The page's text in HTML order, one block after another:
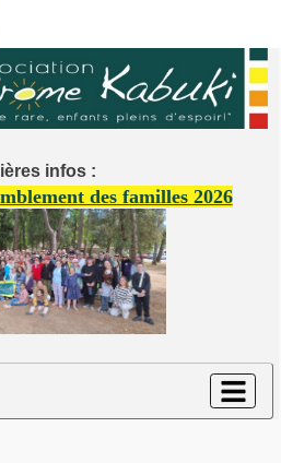
infos :
des familles 2026